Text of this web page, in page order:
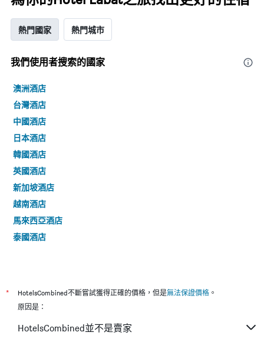
熱門國家 熱門城市
我們使用者搜索的國家
澳洲酒店
台灣酒店
中國酒店
日本酒店
韓國酒店
英國酒店
新加坡酒店
越南酒店
馬來西亞酒店
泰國酒店
* HotelsCombined不斷嘗試獲得正確的價格，但是無法保證價格 。
原因是：
HotelsCombined並不是賣家